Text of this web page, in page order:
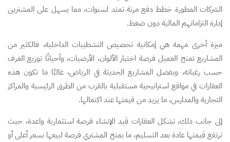
الشركات المطورة خطط دفع مرنة تمتد لسنوات، مما يسهل على المشترين
إدارة التزاماتهم المالية دون ضغط.
ميزة أخرى مهمة هي إمكانية تخصيص التشطيبات الداخلية، فالكثير من
المشاريع تمنح العميل فرصة اختيار الألوان، الأرضيات، وأحيانًا توزيع الغرف
حسب رغباته، وبفضل المشاريع الحديثة في الرياض، غالبًا ما تكون هذه
العقارات في مواقع استراتيجية مستقبلية بالقرب من الطرق الرئيسية والمراكز
التجارية والمدارس، ما يزيد من قيمتها عند اكتمالها.
إلى جانب ذلك، تشكل العقارات قيد الإنشاء فرصة استثمارية واعدة، حيث
ترتفع قيمتها عادة بعد التسليم، ما يمنح المشتري فرصة لبيعها بسعر أعلى أو